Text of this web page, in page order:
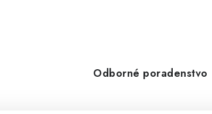
Odborné poradenstvo